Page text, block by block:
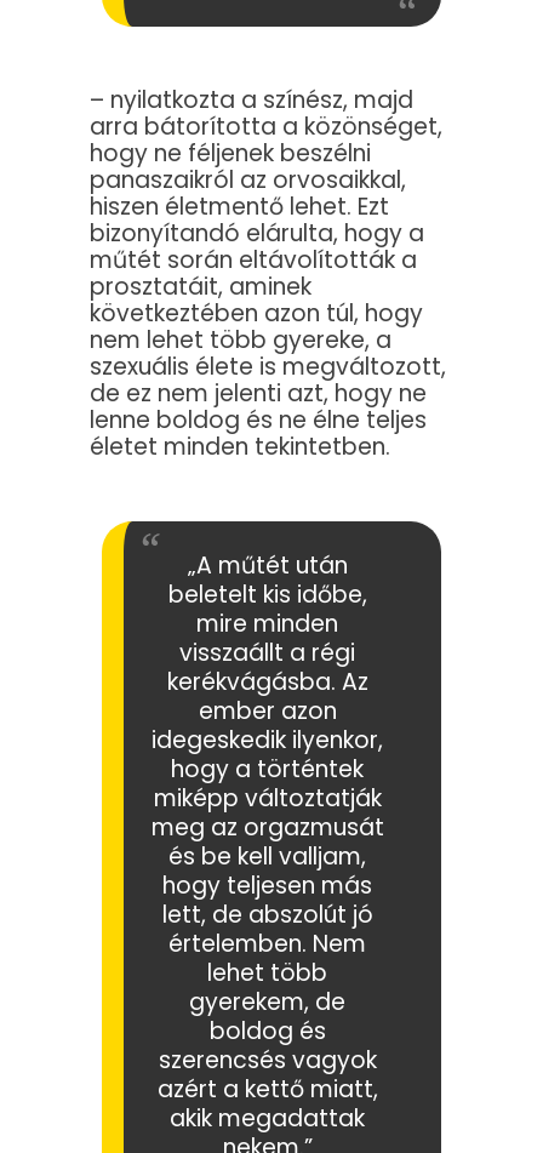
– nyilatkozta a színész, majd
arra bátorította a közönséget,
hogy ne féljenek beszélni
panaszaikról az orvosaikkal,
hiszen életmentő lehet. Ezt
bizonyítandó elárulta, hogy a
műtét során eltávolították a
prosztatáit, aminek
következtében azon túl, hogy
nem lehet több gyereke, a
szexuális élete is megváltozott,
de ez nem jelenti azt, hogy ne
lenne boldog és ne élne teljes
életet minden tekintetben.
„A műtét után
beletelt kis időbe,
mire minden
visszaállt a régi
kerékvágásba. Az
ember azon
idegeskedik ilyenkor,
hogy a történtek
miképp változtatják
meg az orgazmusát
és be kell valljam,
hogy teljesen más
lett, de abszolút jó
értelemben. Nem
lehet több
gyerekem, de
boldog és
szerencsés vagyok
azért a kettő miatt,
akik megadattak